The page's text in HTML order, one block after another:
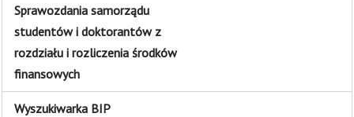
Sprawozdania samorządu
studentów i doktorantów z
rozdziału i rozliczenia środków
finansowych
Wyszukiwarka BIP